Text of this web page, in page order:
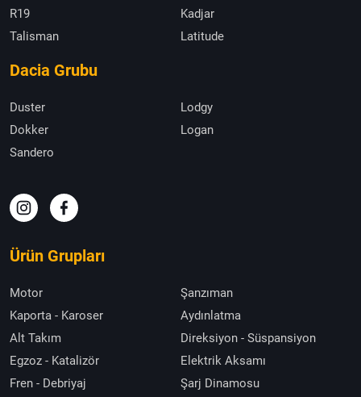
R19
Kadjar
Talisman
Latitude
Dacia Grubu
Duster
Lodgy
Dokker
Logan
Sandero
Ürün Grupları
Motor
Şanzıman
Kaporta - Karoser
Aydınlatma
Alt Takım
Direksiyon - Süspansiyon
Egzoz - Katalizör
Elektrik Aksamı
Fren - Debriyaj
Şarj Dinamosu